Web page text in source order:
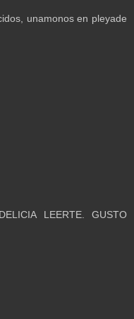
unamonos en pleyade
LEERTE. GUSTO